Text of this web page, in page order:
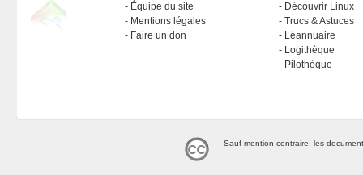
Équipe du site
Mentions légales
Faire un don
Découvrir Linux
Trucs & Astuces
Léannuaire
Logithèque
Pilothèque
Sauf mention contraire, les